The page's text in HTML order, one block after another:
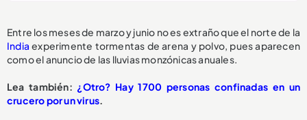
Entre los meses de marzo y junio no es extraño que el norte de la
India experimente tormentas de arena y polvo, pues aparecen
como el anuncio de las lluvias monzónicas anuales.
Lea también: ¿Otro? Hay 1700 personas confinadas en un
crucero por un virus.